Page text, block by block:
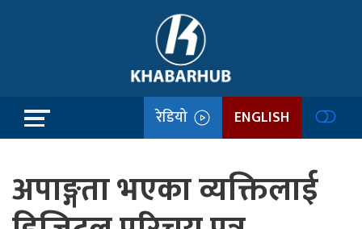
रेडियो ENGLISH
अपाङ्गता भएका व्यक्तिलाई